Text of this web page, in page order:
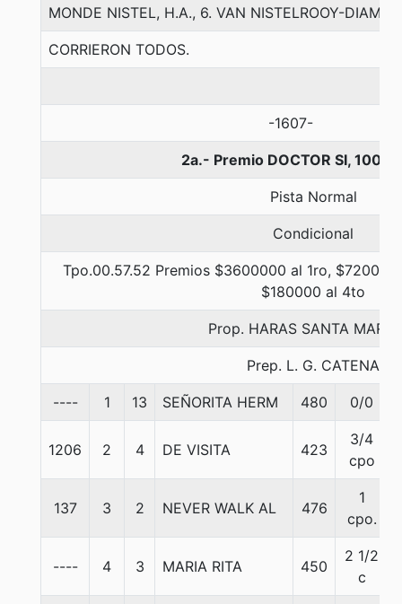
MONDE NISTEL, H.A., 6. VAN NISTELROOY-
CORRIERON TODOS.
-1607-
2a.- Premio DOCTOR SI, 1000
Pista Normal
Condicional
Tpo.00.57.52 Premios $3600000 al 1ro,
$180000 al 4to
Prop. HARAS SANTA
Prep. L. G. CATENA
---- 1 13 SEÑORITA HERM 480 0/0
1206 2 4 DE VISITA 423
3/4
cpo
137 3 2 NEVER WALK AL 476
1
cpo.
---- 4 3 MARIA RITA 450
2 1/2
c